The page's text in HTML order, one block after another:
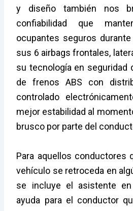
y diseño también nos
confiabilidad que
ocupantes seguros
sus 6 airbags frontales,
su tecnología en seguridad
de frenos ABS con
controlado
mejor estabilidad al
brusco por parte del
Para aquellos conductores
vehículo se retroceda en
se incluye el asistente
ayuda para el conductor